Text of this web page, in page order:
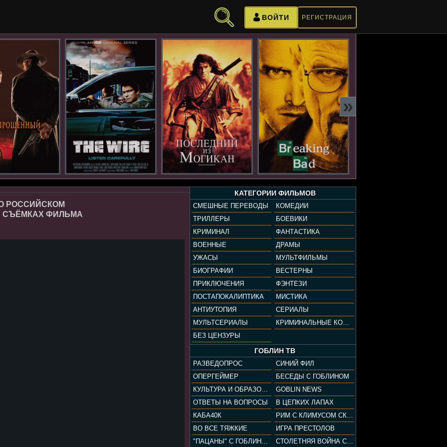
РЕГИСТРАЦИЯ
ВОЙТИ
»
КАТЕГОРИИ ФИЛЬМОВ
СМЕШНЫЕ ПЕРЕВОДЫ
КОМЕДИИ
ТРИЛЛЕРЫ
БОЕВИКИ
КРИМИНАЛ
ФАНТАСТИКА
ВОЕННЫЕ
ДРАМЫ
УЖАСЫ
МУЛЬТФИЛЬМЫ
БИОГРАФИИ
ВЕСТЕРНЫ
ПРИКЛЮЧЕНИЯ
ФЭНТЕЗИ
ПОСТАПОКАЛИПТИКА
МИСТИКА
АНТИУТОПИЯ
СЕРИАЛЫ
МУЛЬТСЕРИАЛЫ
КРИМИНАЛЬНЫЕ КОМЕДИИ
БЕЗ ЦЕНЗУРЫ
ГОБЛИН ТВ
РАЗВЕДОПРОС
СИНИЙ ФИЛ
ОПЕРГЕЙМЕР
БЕСЕДЫ С ГОБЛИНОМ
КУЛЬТУРА И ОБРАЗОВАНИЕ
GOBLIN NEWS
ОТВЕТЫ НА ВОПРОСЫ
В ЦЕПКИХ ЛАПАХ
КАБА40К
РИМ С КЛИМУСОМ СКАРАБЕУСОМ
ВО ВСЕ ТЯЖКИЕ
ИГРА ПРЕСТОЛОВ
"ПАЦАНЫ" С ГОБЛИНОМ
СТОЛЕТНЯЯ ВОЙНА С КЛИМОМ ЖУКОВЫМ И ГОБЛИНОМ
РОССИЙСКОМ
СЪЁМКАХ ФИЛЬМА